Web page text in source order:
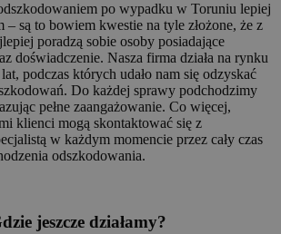
po wypadku w Toruniu lepiej
– są to bowiem kwestie na tyle złożone, że z
poradzą sobie osoby posiadające
doświadczenie. Nasza firma działa na rynku
podczas których udało nam się odzyskać
Do każdej sprawy podchodzimy
pełne zaangażowanie. Co więcej,
klienci mogą skontaktować się z
w każdym momencie przez cały czas
odszkodowania.
jeszcze działamy?